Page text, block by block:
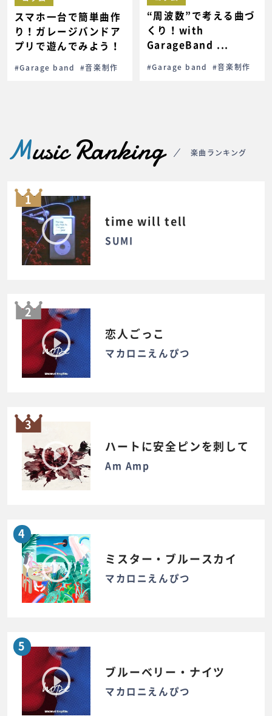
スマホ一台で簡単曲作
り！ガレージバンドア
プリで遊んでみよう！
#Garage band #音楽制作
“周波数”で考える曲づ
くり！with
GarageBand ...
#Garage band #音楽制作
Music Ranking 楽曲ランキング
1
time will tell
SUMI
2
恋人ごっこ
マカロニえんぴつ
3
ハートに安全ピンを刺して
Am Amp
4
ミスター・ブルースカイ
マカロニえんぴつ
5
ブルーベリー・ナイツ
マカロニえんぴつ